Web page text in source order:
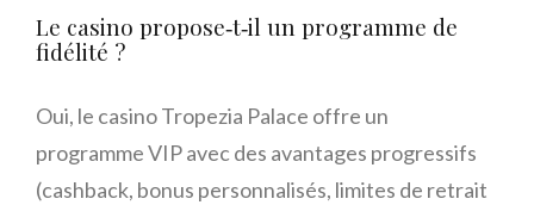
Le casino propose‑t‑il un programme de
fidélité ?
Oui, le casino Tropezia Palace offre un
programme VIP avec des avantages progressifs
(cashback, bonus personnalisés, limites de retrait